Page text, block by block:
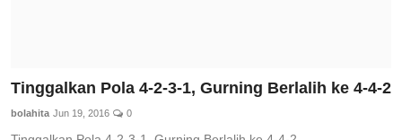
Tinggalkan Pola 4-2-3-1, Gurning Berlalih ke 4-4-2
bolahita Jun 19, 2016 0